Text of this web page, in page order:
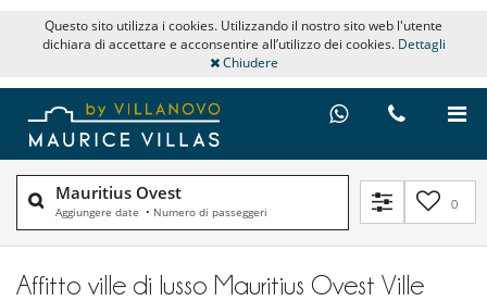
Questo sito utilizza i cookies. Utilizzando il nostro sito web l'utente
dichiara di accettare e acconsentire all’utilizzo dei cookies. Dettagli
Chiudere
Mauritius Ovest
Aggiungere date • Numero di passeggeri 0
Affitto ville di lusso Mauritius Ovest Ville